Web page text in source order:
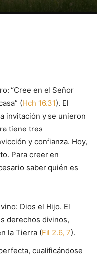
“Cree en el Señor
(Hch 16.31). El
invitación y se unieron
tiene tres
y confianza. Hoy,
Para creer en
saber quién es
Dios el Hijo. El
derechos divinos,
la Tierra (Fil 2.6, 7).
cualificándose